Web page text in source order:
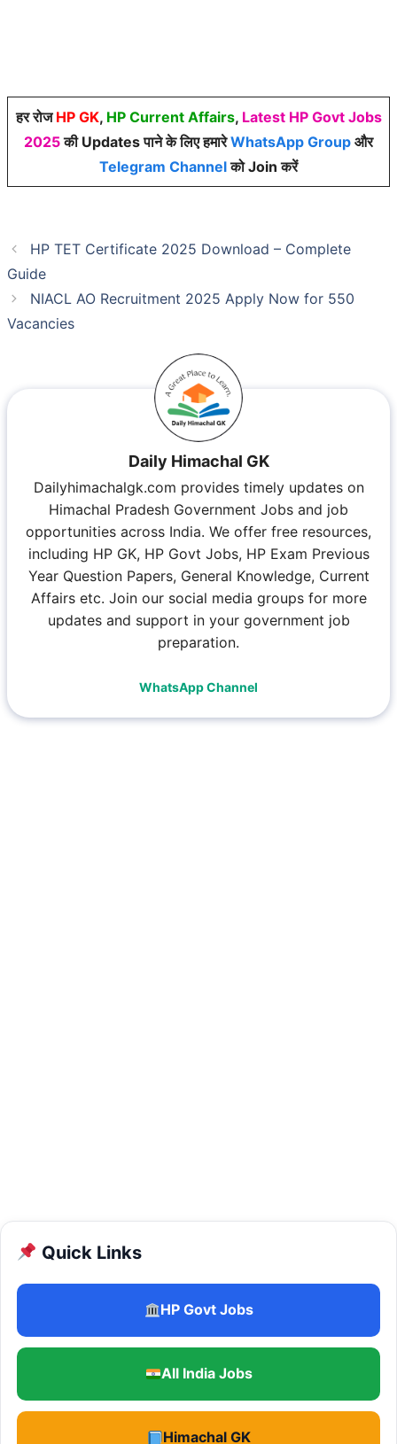
हर रोज HP GK, HP Current Affairs, Latest HP Govt Jobs
2025की Updates पाने के लिए हमारेWhatsApp Group और
Telegram Channelको Join करें
HP TET Certificate 2025 Download – Complete
Guide
NIACL AO Recruitment 2025 Apply Now for 550
Vacancies
Daily Himachal GK
Dailyhimachalgk.com provides timely updates on
Himachal Pradesh Government Jobs and job
opportunities across India. We offer free resources,
including HP GK, HP Govt Jobs, HP Exam Previous
Year Question Papers, General Knowledge, Current
Affairs etc. Join our social media groups for more
updates and support in your government job
preparation.
WhatsApp Channel
Quick Links
HP Govt Jobs
All India Jobs
Himachal GK